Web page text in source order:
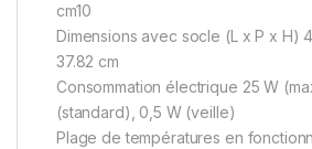
cm10
Dimensions avec socle (L x P x H)
37.82 cm
Consommation électrique 25 W
(standard), 0,5 W (veille)
Plage de températures en